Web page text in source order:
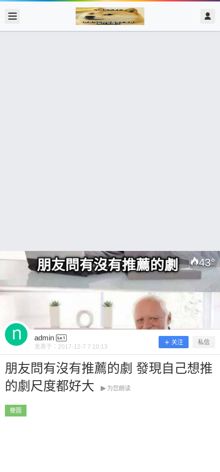
43°
admin
发表于： 2017-12-7 7:10:13
关注 私信
朋友問有沒有推薦的劇 發現自己想推
的劇尺度都好大
为您朗读
梗圖
admin @ 梗圖大全 MEME NOW 2017/12/07
扫描二维码继续阅读